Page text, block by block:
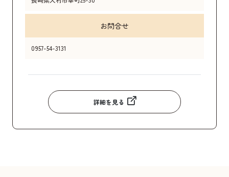
お問合せ
0957-54-3131
詳細を見る